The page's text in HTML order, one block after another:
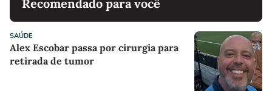
Recomendado para você
SAÚDE
Alex Escobar passa por cirurgia para
retirada de tumor